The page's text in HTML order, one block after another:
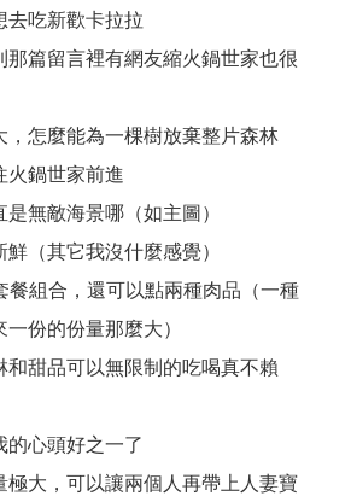
去吃新歡卡拉拉
那篇留言裡有網友縮火鍋世家也很
，怎麼能為一棵樹放棄整片森林
火鍋世家前進
無敵海景哪（如主圖）
（其它我沒什麼感覺）
組合，還可以點兩種肉品（一種
份的份量那麼大）
和甜品可以無限制的吃喝真不賴
的心頭好之一了
極大，可以讓兩個人再帶上人妻寶